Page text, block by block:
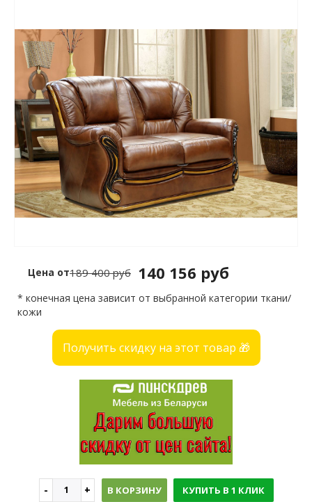
Цена от 140 156 руб
189 400 руб
* конечная цена зависит от выбранной категории ткани/
кожи
Получить скидку на этот товар 🎁
В КОРЗИНУ КУПИТЬ В 1 КЛИК